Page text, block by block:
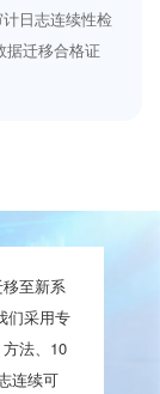
日志连续性检
据迁移合格证
至新系
们采用专
法、10
连续可